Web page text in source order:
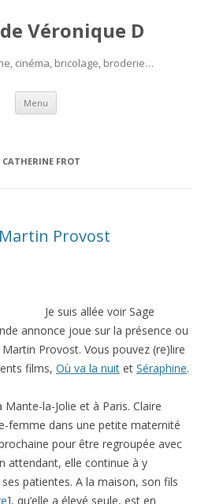
Véronique D
cinéma, bricolage, broderie…
Menu Aller
contenu
CATHERINE FROT
Provost
Je suis allée voir Sage
annonce joue sur la présence ou
Provost. Vous pouvez (re)lire
films, Où va la nuit et Séraphine.
la-Jolie et à Paris. Claire
femme dans une petite maternité
pour être regroupée avec
attendant, elle continue à y
patientes. A la maison, son fils
], qu’elle a élevé seule, est en